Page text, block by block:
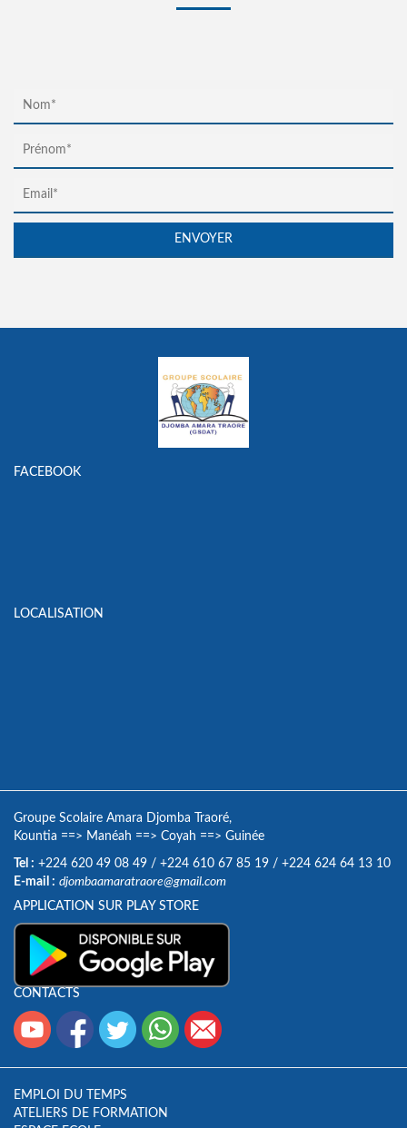
FACEBOOK
LOCALISATION
Groupe Scolaire Amara Djomba Traoré,
Kountia ==> Manéah ==> Coyah ==> Guinée
Tel : +224 620 49 08 49 / +224 610 67 85 19 / +224 624 64 13 10
E-mail : djombaamaratraore@gmail.com
APPLICATION SUR PLAY STORE
CONTACTS
EMPLOI DU TEMPS
ATELIERS DE FORMATION